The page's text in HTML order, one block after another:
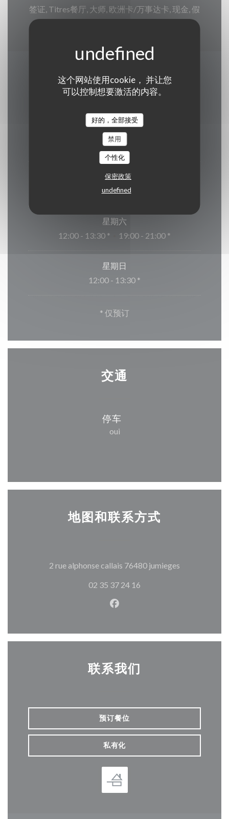
这个网站使用cookie， 并让您
可以控制想要激活的内容。
好的，全部接受
禁用
个性化
保密政策
undefined
签证, Titres餐厅, 大师, 欧洲卡/万事达卡, 现金, 假
营业时间
星-星
关闭
星-星
12:00 - 13:30 * • 19:00 - 20:30 *
星期六
12:00 - 13:30 *
19:00 - 21:00 *
星期日
12:00 - 13:30 *
* 仅预订
交通
停车
oui
地图和联系方式
2 rue alphonse callais 76480 jumieges
02 35 37 24 16
Facebook ((在新窗口中打开
联系我们
预订餐位
私有化